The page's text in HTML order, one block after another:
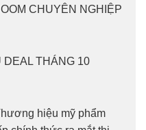
CHUYÊN NGHIỆP
THÁNG 10
hiệu mỹ phẩm